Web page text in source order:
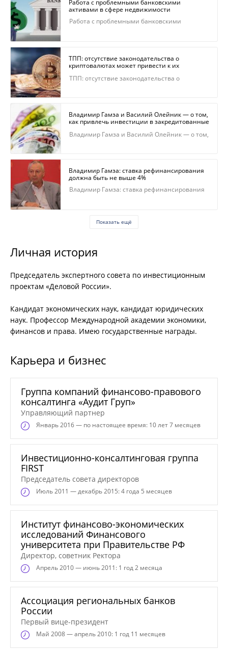
Работа с проблемными банковскими
активами в сфере недвижимости
Работа с проблемными банковскими
ТПП: отсутствие законодательства о
криптовалютах может привести к их
органами
ТПП: отсутствие законодательства о
органами
Владимир Гамза и Василий Олейник — о том,
как привлечь инвестиции в закредитованные
Владимир Гамза и Василий Олейник — о том,
Владимир Гамза: ставка рефинансирования
должна быть не выше 4%
Владимир Гамза: ставка рефинансирования
Показать ещё
Личная история
Председатель экспертного совета по инвестиционным
проектам «Деловой России».
Кандидат экономических наук, кандидат юридических
наук. Профессор Международной академии экономики,
финансов и права. Имею государственные награды.
Карьера и бизнес
Группа компаний финансово-правового
консалтинга «Аудит Груп»
Управляющий партнер
Январь2016 — по настоящее время: 10 лет 7 месяцев
Инвестиционно-консалтинговая группа
FIRST
Председатель совета директоров
Июль2011 — декабрь 2015: 4 года 5 месяцев
Институт финансово-экономических
исследований Финансового
университета при Правительстве РФ
Директор, советник Ректора
Апрель2010 — июнь 2011: 1 год 2 месяца
Ассоциация региональных банков
России
Первый вице-президент
Май 2008 — апрель 2010: 1 год 11 месяцев